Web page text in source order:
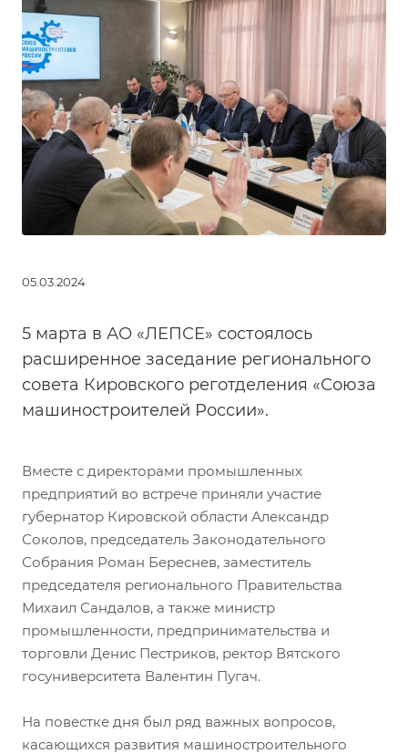
05.03.2024
5 марта в АО «ЛЕПСЕ» состоялось
расширенное заседание регионального
совета Кировского реготделения «Союза
машиностроителей России».
Вместе с директорами промышленных
предприятий во встрече приняли участие
губернатор Кировской области Александр
Соколов, председатель Законодательного
Собрания Роман Береснев, заместитель
председателя регионального Правительства
Михаил Сандалов, а также министр
промышленности, предпринимательства и
торговли Денис Пестриков, ректор Вятского
госуниверситета Валентин Пугач.
На повестке дня был ряд важных вопросов,
касающихся развития машиностроительного